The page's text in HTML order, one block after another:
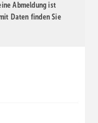
Abmeldung ist
Daten finden Sie